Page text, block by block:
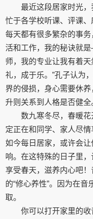
最近这段居家时光
忙于各学校听课、评课
每天都有很多繁杂的事
活和工作，我的秘诀就
师，我的专业让我有着
礼，成于乐。”孔子认为
界的侵损，身心需要休
升则关系到人格是否健全
数九寒冬尽，春暖
定正在和同学、家人尽情
如今每日居家，或许会
响。在这特殊的日子里
享受春天，滋养内心吧
的“修心养性”。因为在
取。
你可以打开家里的